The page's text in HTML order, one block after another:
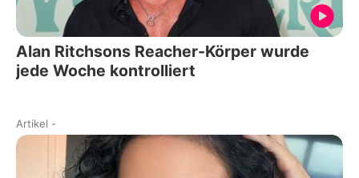
Alan Ritchsons Reacher-Körper wurde
jede Woche kontrolliert
Artikel -